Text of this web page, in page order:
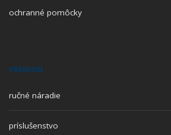
ochranné pomôcky
PREMION
ručné náradie
príslušenstvo